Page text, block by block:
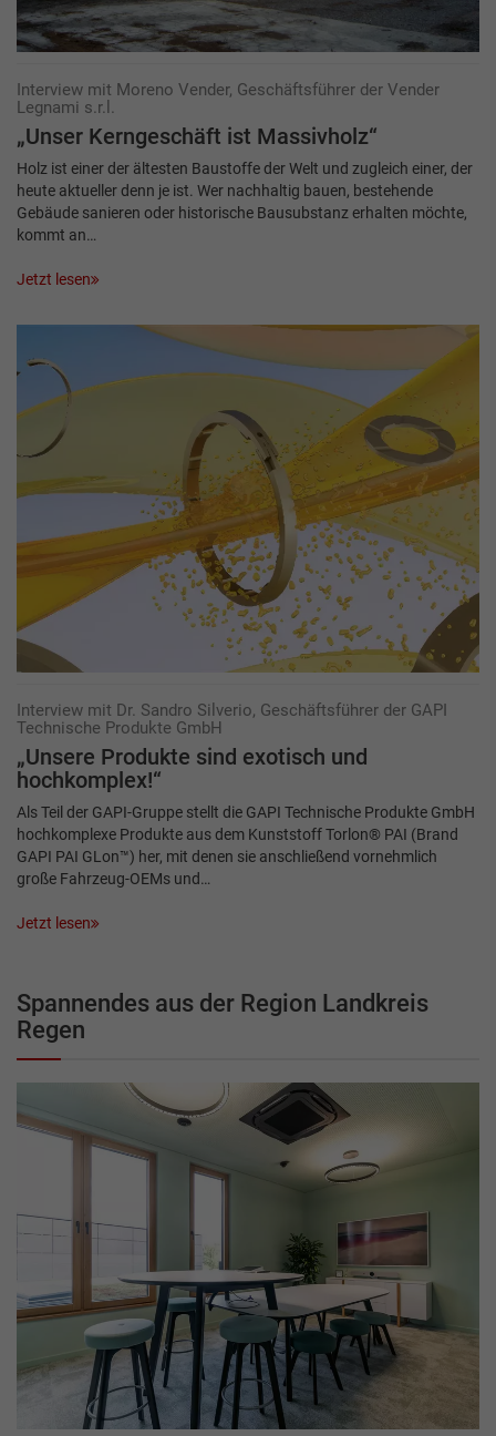
Interview mit Moreno Vender, Geschäftsführer der Vender
Legnami s.r.l.
„Unser Kerngeschäft ist Massivholz“
Holz ist einer der ältesten Baustoffe der Welt und zugleich einer, der
heute aktueller denn je ist. Wer nachhaltig bauen, bestehende
Gebäude sanieren oder historische Bausubstanz erhalten möchte,
kommt an…
Jetzt lesen
Interview mit Dr. Sandro Silverio, Geschäftsführer der GAPI
Technische Produkte GmbH
„Unsere Produkte sind exotisch und
hochkomplex!“
Als Teil der GAPI-Gruppe stellt die GAPI Technische Produkte GmbH
hochkomplexe Produkte aus dem Kunststoff Torlon® PAI (Brand
GAPI PAI GLon™) her, mit denen sie anschließend vornehmlich
große Fahrzeug-OEMs und…
Jetzt lesen
Spannendes aus der Region Landkreis
Regen